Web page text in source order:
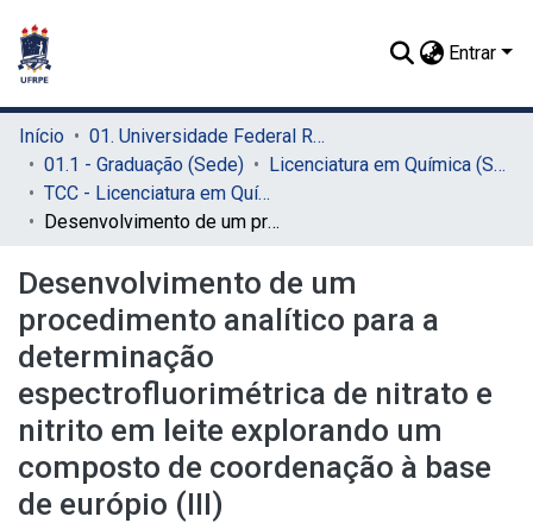
Entrar
Início
01. Universidade Federal Rural de Pernambuco - UFRPE (Sede)
01.1 - Graduação (Sede)
Licenciatura em Química (Sede)
TCC - Licenciatura em Química (Sede)
Desenvolvimento de um procedimento analítico para a determinação espectrofluorimétrica de nitrato e nitrito em leite explorando um composto de coordenação à base de európio (III)
Desenvolvimento de um
procedimento analítico para a
determinação
espectrofluorimétrica de nitrato e
nitrito em leite explorando um
composto de coordenação à base
de európio (III)